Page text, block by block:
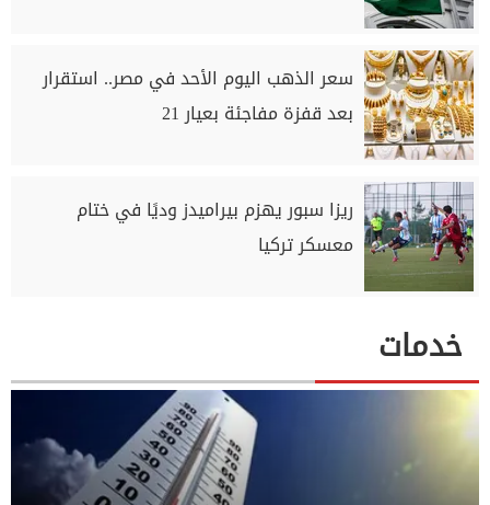
سعر الذهب اليوم الأحد في مصر.. استقرار
بعد قفزة مفاجئة بعيار 21
ريزا سبور يهزم بيراميدز وديًا في ختام
معسكر تركيا
خدمات